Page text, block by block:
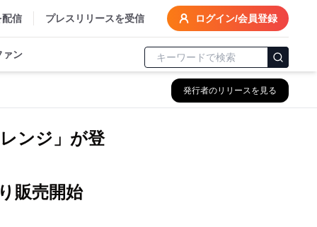
配信 プレスリリースを受信 ログイン/会員登録
ァン
発行者のリリースを見る
ンジ」が登
販売開始